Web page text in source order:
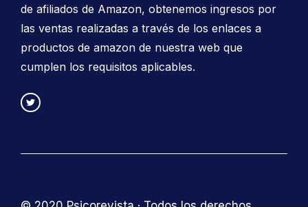
de afiliados de Amazon, obtenemos ingresos por
las ventas realizadas a través de los enlaces a
productos de amazon de nuestra web que
cumplen los requisitos aplicables.